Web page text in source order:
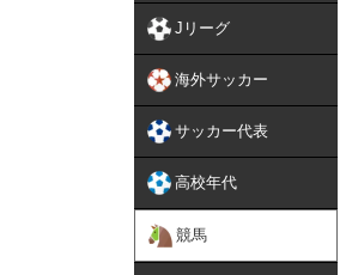
Jリーグ
海外サッカー
サッカー代表
高校年代
競馬